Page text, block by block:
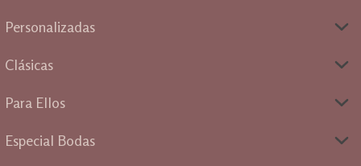
Personalizadas
Clásicas
Para Ellos
Especial Bodas